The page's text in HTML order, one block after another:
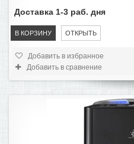
В КОРЗИНУ ОТКРЫТЬ
Доставка 1-3 раб. дня
Добавить в избранное
Добавить в сравнение